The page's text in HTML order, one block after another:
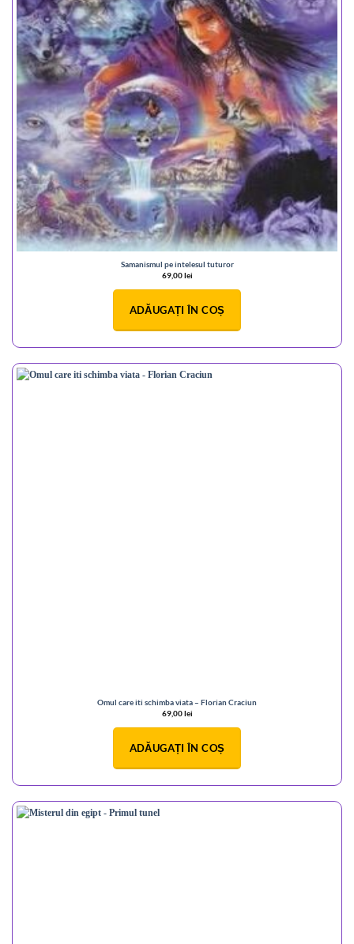
Samanismul pe intelesul tuturor
69,00lei
ADĂUGAȚI ÎN COȘ
Omul care iti schimba viata – Florian Craciun
69,00lei
ADĂUGAȚI ÎN COȘ